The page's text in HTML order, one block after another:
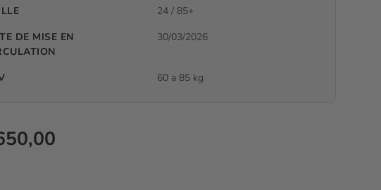
24 / 85+
DE MISE EN
30/03/2026
60 a 85 kg